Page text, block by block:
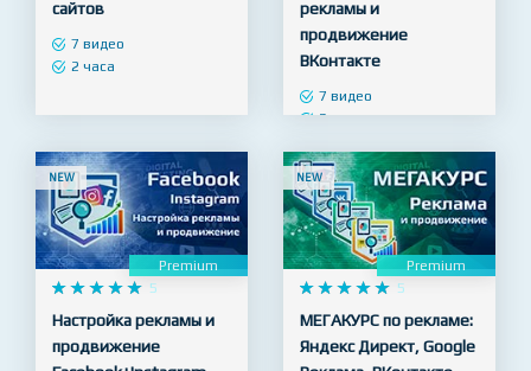
Google - продвижение
сайтов
Настройка
таргетированной
продвижение
7 видео
3 часа
NEW
    
     5
NEW
Premium
    
     5